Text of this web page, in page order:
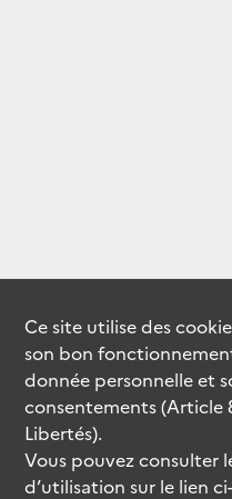
Ce site utilise des
son bon
donnée personnelle et
consentements (Article
Libertés).
Vous pouvez consulter
d’utilisation sur le lien